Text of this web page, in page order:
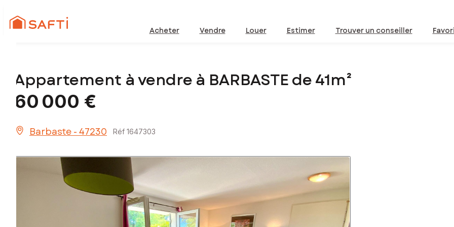
Acheter Vendre Louer Estimer Trouver un conseiller
Appartement à vendre à BARBASTE de 41m²
60 000 €
Barbaste - 47230 Réf 1647303